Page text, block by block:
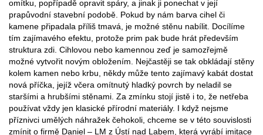
omítku, popřípadě opravit spáry, a jinak ji ponechat v její
prapůvodní stavební podobě. Pokud by nám barva cihel či
kamene připadala příliš tmavá, je možné stěnu nabílit. Docílíme
tím zajímavého efektu, protože prim pak bude hrát především
struktura zdi. Cihlovou nebo kamennou zeď je samozřejmě
možné vytvořit novým obložením. Nejčastěji se tak obkládají stěny
kolem kamen nebo krbu, někdy může tento zajímavý kabát dostat
nová příčka, jejíž včera omítnutý hladký povrch by neladil se
staršími a hrubšími stěnami. Za zmínku stojí jistě i to, že netřeba
používat vždy jen klasické přírodní materiály. I když nejsme
příznivci umělých náhražek čehokoli, chceme se v této souvislosti
zmínit o firmě Daniel – LM z Ústí nad Labem, která vyrábí imitace